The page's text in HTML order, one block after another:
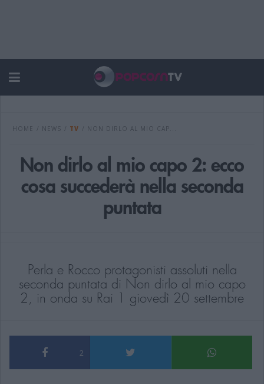
HOME NEWS TV NON DIRLO AL MIO CAP...
Non dirlo al mio capo 2: ecco
cosa succederà nella seconda
puntata
Perla e Rocco protagonisti assoluti nella
seconda puntata di Non dirlo al mio capo
2, in onda su Rai 1 giovedì 20 settembre
2